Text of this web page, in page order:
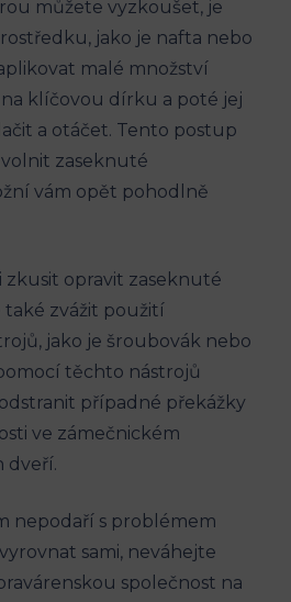
můžete vyzkoušet, je
jako je nafta nebo
malé množství
klíčovou dírku a poté jej
a otáčet. Tento postup
zaseknuté
vám opět pohodlně
zkusit opravit zaseknuté
také zvážit použití
jako je šroubovák nebo
těchto nástrojů
případné překážky
ve zámečnickém
dveří.
nepodaří s problémem
sami, neváhejte
společnost na